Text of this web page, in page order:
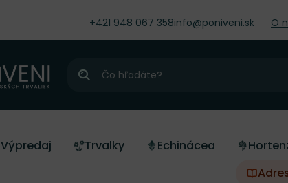
+421 948 067 358info@poniveni.sk O
Hľadať
Výpredaj Trvalky Echinácea